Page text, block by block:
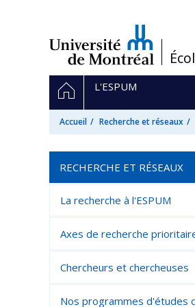
/
Navigation
principale
ACCUEIL
L'ESPUM
Accueil Recherche et réseaux
RECHERCHE ET RÉSEAUX
La recherche à l'ESPUM
Axes de recherche
Chercheurs et chercheuses
Nos programmes d'études